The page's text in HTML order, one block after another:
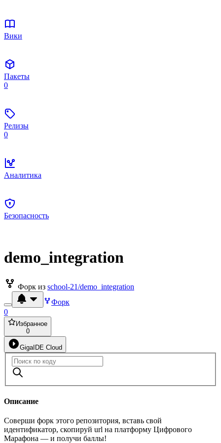
Вики
Пакеты
0
Релизы
0
Аналитика
Безопасность
demo_integration
Форк из school-21/demo_integration
Форк
0
Избранное
0
GigaIDE Cloud
Описание
Соверши форк этого репозитория, вставь свой
идентификатор, скопируй url на платформу Цифрового
Марафона — и получи баллы!